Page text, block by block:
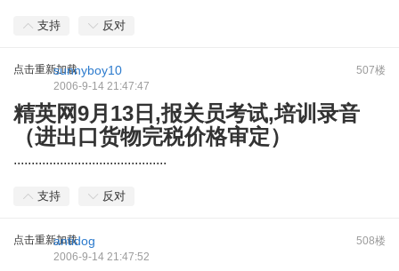
支持 反对
点击重新加载 507楼
sunnyboy10
2006-9-14 21:47:47
精英网9月13日,报关员考试,培训录音
（进出口货物完税价格审定）
...........................................
支持 反对
点击重新加载 508楼
antidog
2006-9-14 21:47:52